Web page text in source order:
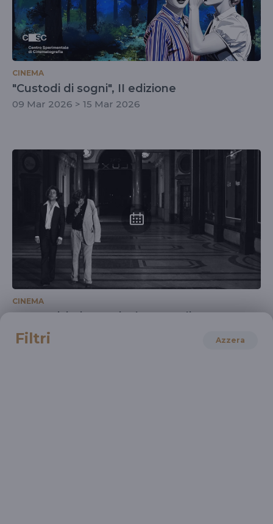
CINEMA
"Custodi di sogni", II edizione
09 Mar 2026 > 15 Mar 2026
CINEMA
"I generi, ieri e oggi" al MAXXI di Roma
28 Feb 2026 > 29 Mar 2026
Filtri Azzera